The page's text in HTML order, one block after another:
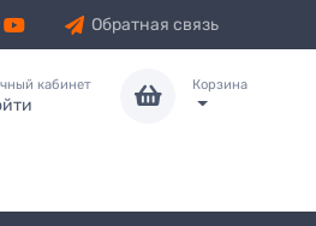
Обратная связь
кабинет Корзина